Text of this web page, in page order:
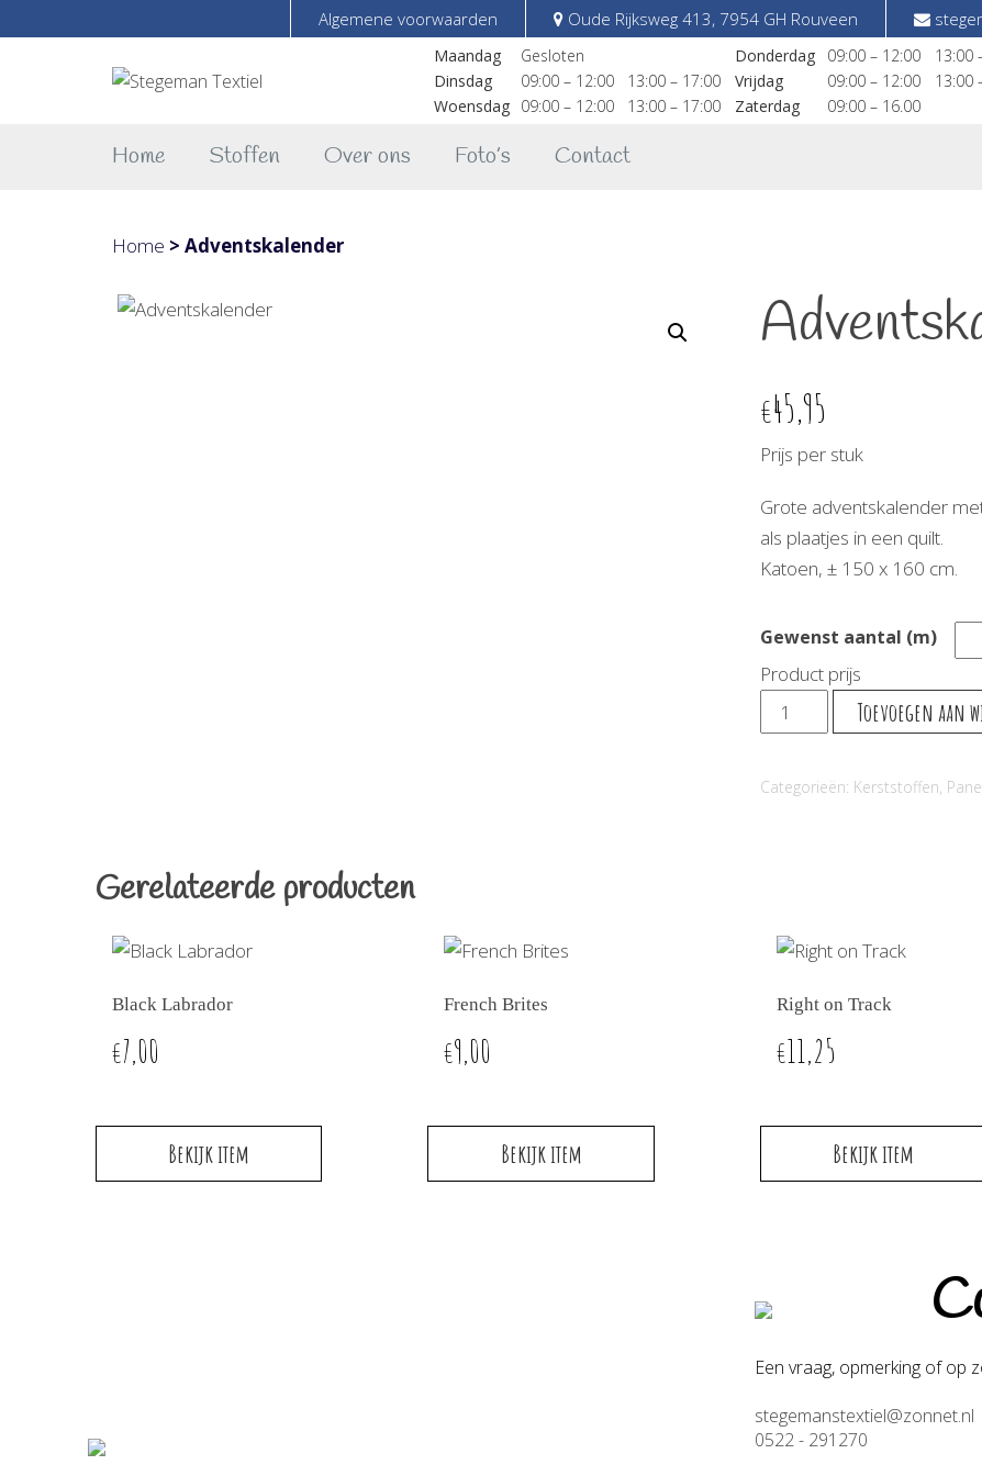
Oude Rijksweg 413, 7954 GH Rouveen
Algemene voorwaarden
Maandag Gesloten Donderdag 09:00 – 12:00
13:00
Dinsdag
09:00 – 12:00 13:00 – 17:00 Vrijdag 09:00 – 12:00
13:00
Woensdag
09:00 – 12:00 13:00 – 17:00 Zaterdag 09:00 – 16.00
Home Stoffen Over ons Foto’s Contact
Home > Adventskalender
€45,95
Prijs per stuk
Grote adventskalender
als plaatjes in een quilt.
Katoen, ± 150 x 160 cm.
Gewenst aantal (m)
Product prijs
Adventskalender
aantal
Toevoegen aan
Categorieën: Kerststoffen,
Gerelateerde producten
Black Labrador
€7,00
Bekijk item
French Brites
€9,00
Bekijk item
Right on Track
€11,25
Bekijk item
Een vraag, opmerking of op
stegemanstextiel@zonnet.nl
0522 - 291270